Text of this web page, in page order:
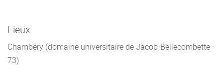
Lieux
Chambéry (domaine universitaire de Jacob-Bellecombette -
73)